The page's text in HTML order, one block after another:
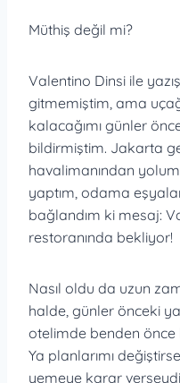
Müthiş değil mi?
Valentino Dinsi ile
gitmemiştim, ama
kalacağımı günler
bildirmiştim. Jakarta
havalimanından
yaptım, odama
bağlandım ki mesaj:
restoranında bekliyor!
Nasıl oldu da uzun
halde, günler önceki
otelimde benden önce
Ya planlarımı
yemeye karar